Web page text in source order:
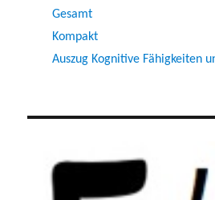
Gesamt
Kompakt
Auszug Kognitive Fähigkeiten